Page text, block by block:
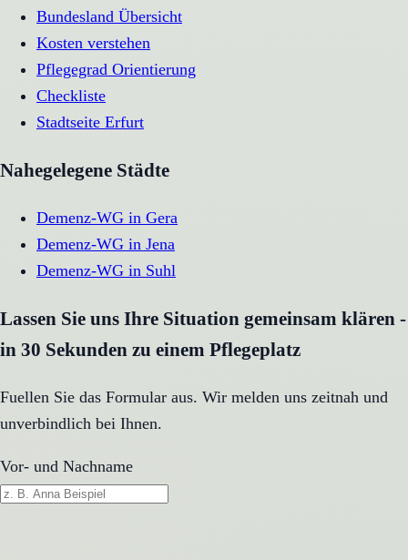
Bundesland Übersicht
Kosten verstehen
Pflegegrad Orientierung
Checkliste
Stadtseite Erfurt
Nahegelegene Städte
Demenz-WG in Gera
Demenz-WG in Jena
Demenz-WG in Suhl
Lassen Sie uns Ihre Situation gemeinsam klären -
in 30 Sekunden zu einem Pflegeplatz
Fuellen Sie das Formular aus. Wir melden uns zeitnah und
unverbindlich bei Ihnen.
Vor- und Nachname